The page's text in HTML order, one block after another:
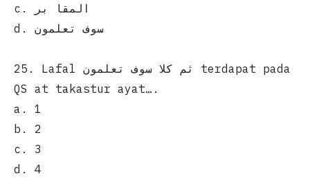
c. المقا بر
d. سوف تعلمون
25. Lafal ثم كلا سوف تعلمون terdapat pada
QS at takastur ayat….
a. 1
b. 2
c. 3
d. 4